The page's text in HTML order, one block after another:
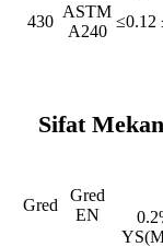
430
ASTM
A240
≤0.12
Sifat
Gred
Gred
EN